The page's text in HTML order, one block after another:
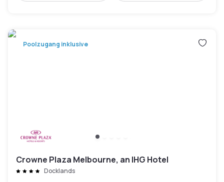
Poolzugang inklusive
Crowne Plaza Melbourne, an IHG Hotel
Docklands